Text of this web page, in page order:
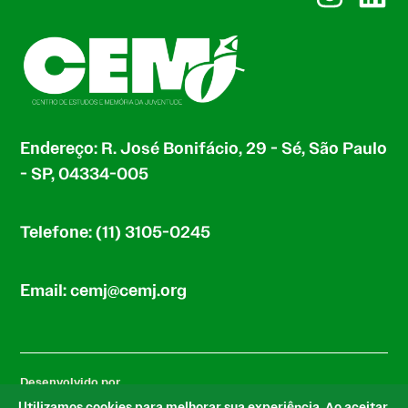
Endereço: R. José Bonifácio, 29 - Sé, São Paulo
- SP, 04334-005
Telefone: (11) 3105-0245
Email: cemj@cemj.org
Desenvolvido por